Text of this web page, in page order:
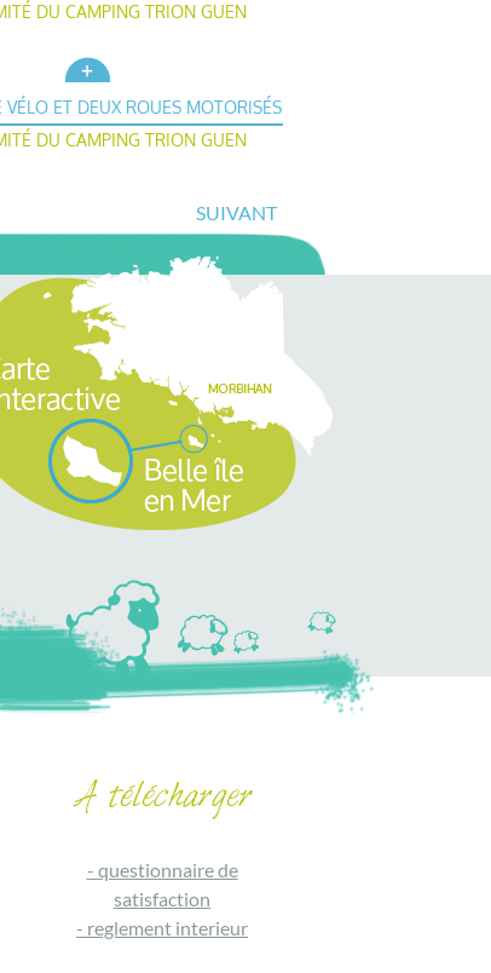
DU CAMPING TRION GUEN
VÉLO ET DEUX ROUES MOTORISÉS
DU CAMPING TRION GUEN
SUIVANT
- questionnaire de
satisfaction
- reglement interieur